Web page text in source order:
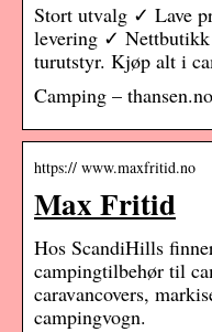
Stort utvalg ✓ Lave
levering ✓
turutstyr. Kjøp alt i
Camping – thansen.no
https:// www.maxfritid.no
Max Fritid
Hos ScandiHills
campingtilbehør til
caravancovers,
campingvogn.